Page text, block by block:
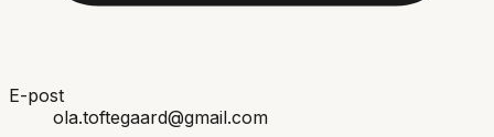
E-post
ola.toftegaard@gmail.com